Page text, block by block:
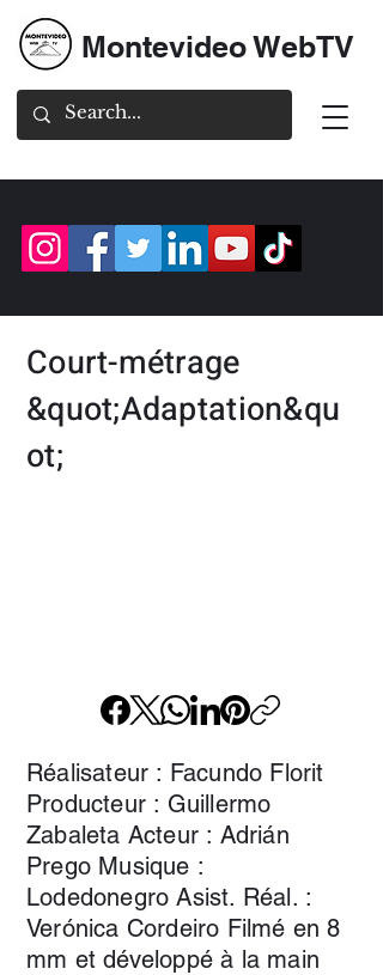
Montevideo WebTV
Court-métrage
&quot;Adaptation&qu
ot;
Réalisateur : Facundo Florit
Producteur : Guillermo
Zabaleta Acteur : Adrián
Prego Musique :
Lodedonegro Asist. Réal. :
Verónica Cordeiro Filmé en 8
mm et développé à la main